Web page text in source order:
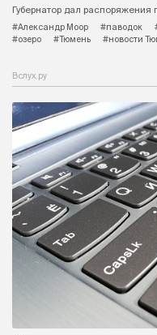
Губернатор дал
#Александр Моор
#паводок
#озеро
#Тюмень #новости
Вслух.ру